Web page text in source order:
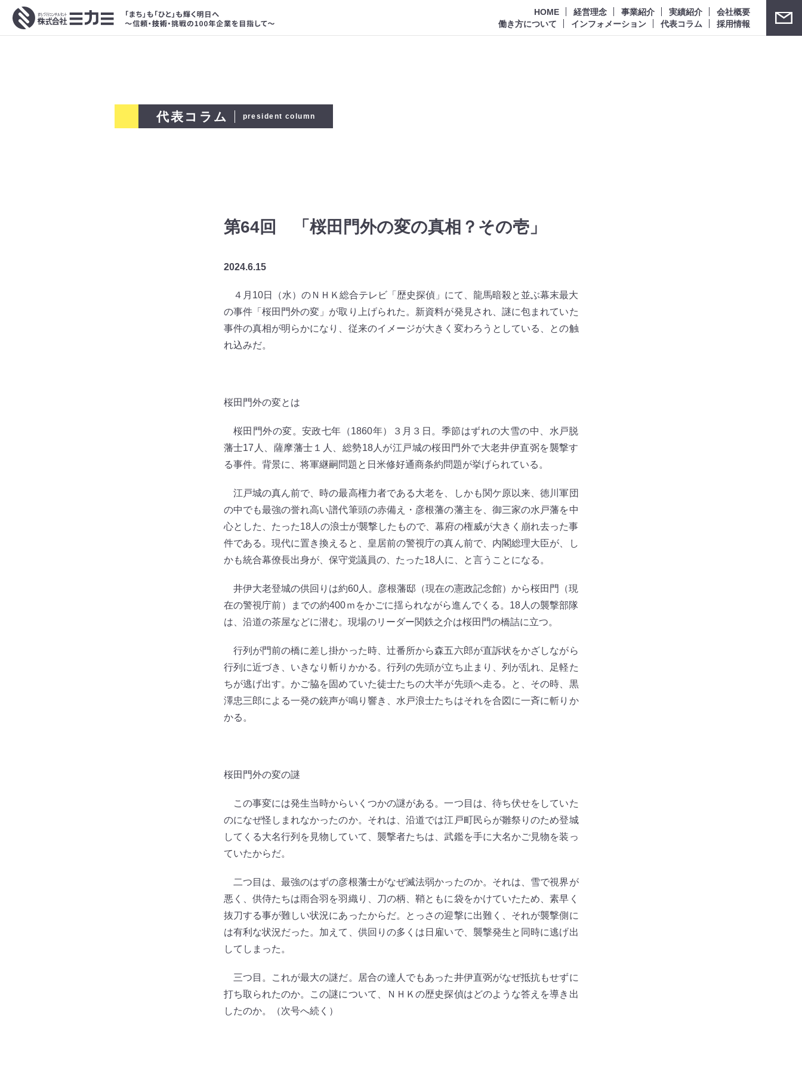
HOME 経営理念 事業紹介 実績紹介
会社概要
働き方について
インフォメーション 代表コラム 採用情報
代表コラム president column
第64回 「桜田門外の変の真相？その壱」
2024.6.15
４月10日（水）のＮＨＫ総合テレビ「歴史探偵」にて、龍馬暗殺と並ぶ幕末最大
の事件「桜田門外の変」が取り上げられた。新資料が発見され、謎に包まれていた
事件の真相が明らかになり、従来のイメージが大きく変わろうとしている、との触
れ込みだ。
桜田門外の変とは
桜田門外の変。安政七年（1860年）３月３日。季節はずれの大雪の中、水戸脱
藩士17人、薩摩藩士１人、総勢18人が江戸城の桜田門外で大老井伊直弼を襲撃す
る事件。背景に、将軍継嗣問題と日米修好通商条約問題が挙げられている。
江戸城の真ん前で、時の最高権力者である大老を、しかも関ケ原以来、徳川軍団
の中でも最強の誉れ高い譜代筆頭の赤備え・彦根藩の藩主を、御三家の水戸藩を中
心とした、たった18人の浪士が襲撃したもので、幕府の権威が大きく崩れ去った事
件である。現代に置き換えると、皇居前の警視庁の真ん前で、内閣総理大臣が、し
かも統合幕僚長出身が、保守党議員の、たった18人に、と言うことになる。
井伊大老登城の供回りは約60人。彦根藩邸（現在の憲政記念館）から桜田門（現
在の警視庁前）までの約400ｍをかごに揺られながら進んでくる。18人の襲撃部隊
は、沿道の茶屋などに潜む。現場のリーダー関鉄之介は桜田門の橋詰に立つ。
行列が門前の橋に差し掛かった時、辻番所から森五六郎が直訴状をかざしながら
行列に近づき、いきなり斬りかかる。行列の先頭が立ち止まり、列が乱れ、足軽た
ちが逃げ出す。かご脇を固めていた徒士たちの大半が先頭へ走る。と、その時、黒
澤忠三郎による一発の銃声が鳴り響き、水戸浪士たちはそれを合図に一斉に斬りか
かる。
桜田門外の変の謎
この事変には発生当時からいくつかの謎がある。一つ目は、待ち伏せをしていた
のになぜ怪しまれなかったのか。それは、沿道では江戸町民らが雛祭りのため登城
してくる大名行列を見物していて、襲撃者たちは、武鑑を手に大名かご見物を装っ
ていたからだ。
二つ目は、最強のはずの彦根藩士がなぜ滅法弱かったのか。それは、雪で視界が
悪く、供侍たちは雨合羽を羽織り、刀の柄、鞘ともに袋をかけていたため、素早く
抜刀する事が難しい状況にあったからだ。とっさの迎撃に出難く、それが襲撃側に
は有利な状況だった。加えて、供回りの多くは日雇いで、襲撃発生と同時に逃げ出
してしまった。
三つ目。これが最大の謎だ。居合の達人でもあった井伊直弼がなぜ抵抗もせずに
打ち取られたのか。この謎について、ＮＨＫの歴史探偵はどのような答えを導き出
したのか。（次号へ続く）